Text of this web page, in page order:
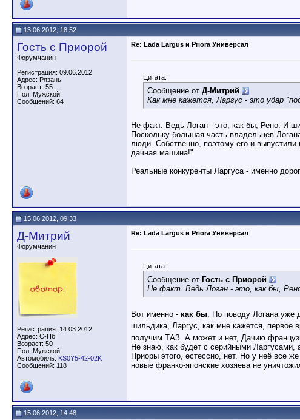
13.06.2012, 18:52
Гость с Приорой
Форумчанин
Регистрация: 09.06.2012
Адрес: Рязань
Возраст: 55
Пол: Мужской
Сообщений: 64
Re: Lada Largus и Priora Универсал
Цитата:
Сообщение от Д-Митрий
Как мне кажется, Ларгус - это удар
Не факт. Ведь Логан - это, как бы, Рено. И
Поскольку большая часть владельцев
люди. Собственно, поэтому его и
дачная машина!"
Реальные конкуренты Ларгуса - именно
15.06.2012, 09:33
Д-Митрий
Форумчанин
Регистрация: 14.03.2012
Адрес: С-Пб
Возраст: 50
Пол: Мужской
Автомобиль: KS0Y5-42-02K
Сообщений: 118
Re: Lada Largus и Priora Универсал
Цитата:
Сообщение от Гость с Приорой
Не факт. Ведь Логан - это, как бы,
Вот именно - как бы. По поводу Логана уже
шильдика, Ларгус, как мне кажется, первое
получим ТАЗ. А может и нет, Дачию
Не знаю, как будет с серийными
Приоры этого, естессно, нет. Но у неё все
новые франко-японские хозяева не
15.06.2012, 14:48